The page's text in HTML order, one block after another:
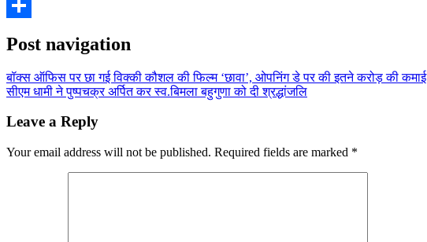
WhatsApp
Post navigation
बॉक्स ऑफिस पर छा गई विक्की कौशल की फिल्म ‘छावा’, ओपनिंग डे पर की इतने करोड़ की कमाई
सीएम धामी ने पुष्पचक्र अर्पित कर स्व.बिमला बहुगुणा को दी श्रद्धांजलि
Leave a Reply
Your email address will not be published. Required fields are marked *